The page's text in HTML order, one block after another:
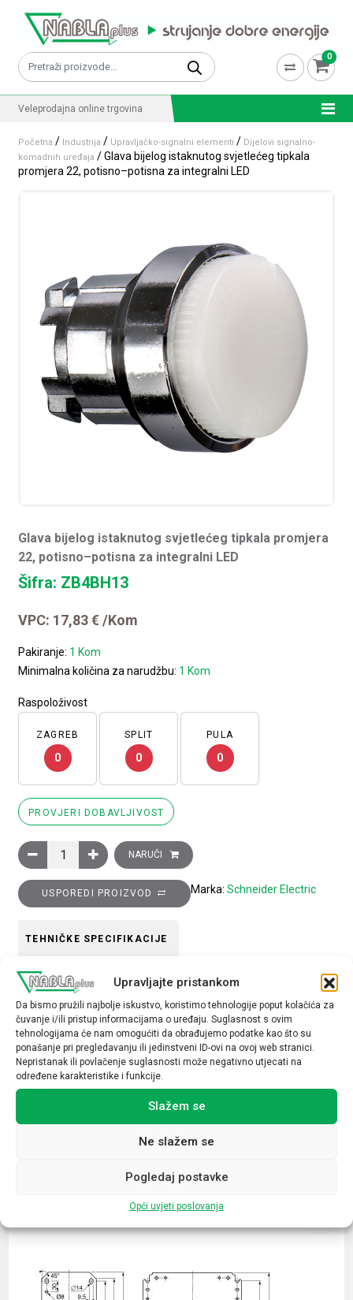
Upravljajte pristankom
Da bismo pružili najbolje iskustvo, koristimo tehnologije poput kolačića za
čuvanje i/ili pristup informacijama o uređaju. Suglasnost s ovim
tehnologijama će nam omogućiti da obrađujemo podatke kao što su
ponašanje pri pregledavanju ili jedinstveni ID-ovi na ovoj web stranici.
Nepristanak ili povlačenje suglasnosti može negativno utjecati na
određene karakteristike i funkcije.
Slažem se
Ne slažem se
Pogledaj postavke
Opći uvjeti poslovanja
Pretraži: 0
Veleprodajna online trgovina
Početna / Industrija / Upravljačko-signalni elementi / Dijelovi signalno-
komadnih uređaja / Glava bijelog istaknutog svjetlećeg tipkala
promjera 22, potisno–potisna za integralni LED
Glava bijelog istaknutog svjetlećeg tipkala promjera
22, potisno–potisna za integralni LED
Šifra: ZB4BH13
VPC: 17,83€ /Kom
Pakiranje: 1 Kom
Minimalna količina za narudžbu: 1 Kom
Raspoloživost
ZAGREB
0
SPLIT
0
PULA
0
PROVJERI DOBAVLJIVOST
Glava bijelog istaknutog svjetlećeg tipkala promjera 22,
NARUČI
USPOREDI PROIZVOD Marka: Schneider Electric
TEHNIČKE SPECIFIKACIJE
Boja
Bijela
Tip opreme
glava tipkala